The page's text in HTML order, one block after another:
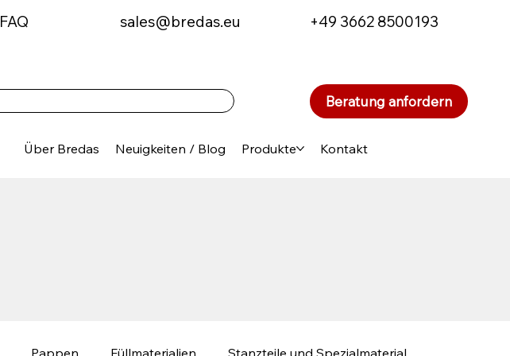
Über Bredas Neuigkeiten / Blog Produkte Kontakt
FAQ sales@bredas.eu +49 3662 8500193
Beratung anfordern
Pappen Füllmaterialien Stanzteile und Spezialmaterial